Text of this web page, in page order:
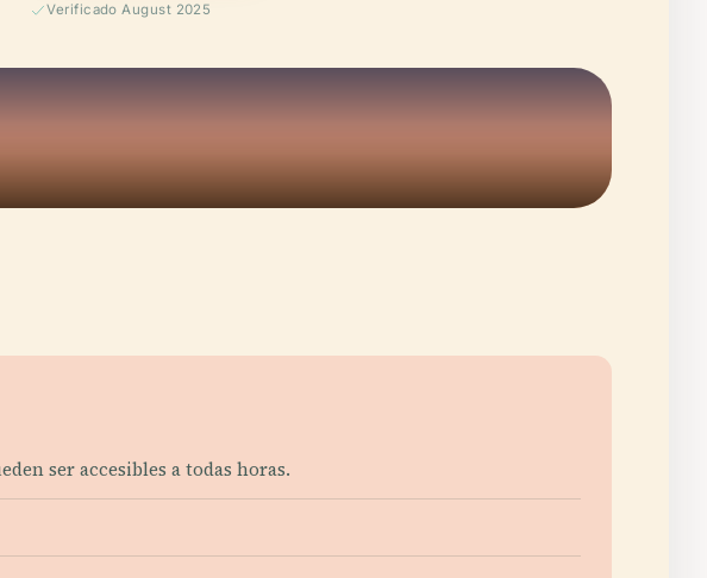
Verificado August 2025
ser accesibles a todas horas.